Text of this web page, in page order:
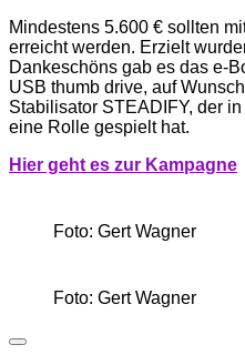
Mindestens 5.600 € sollten
erreicht werden. Erzielt
Dankeschöns gab es das e-
USB thumb drive, auf
Stabilisator STEADIFY, der
eine Rolle gespielt hat.
Hier geht es zur Kampagne
Foto: Gert Wagner
Foto: Gert Wagner